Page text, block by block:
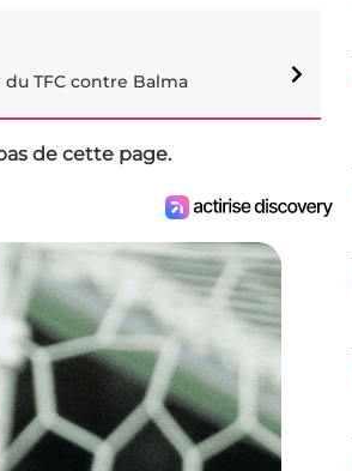
TFC contre Balma
de cette page.